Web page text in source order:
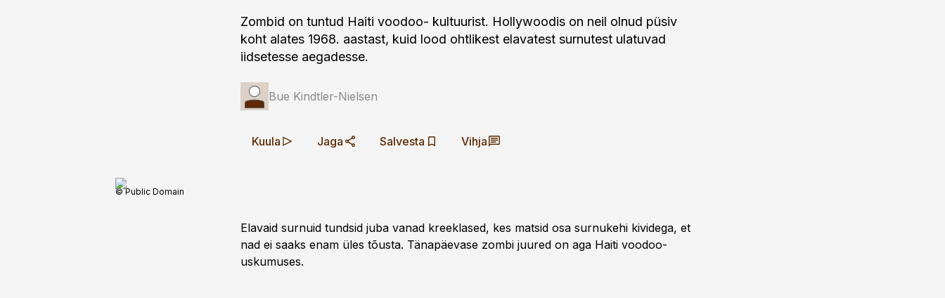
Zombid on tuntud Haiti voodoo- kultuurist. Hollywoodis on neil olnud püsiv
koht alates 1968. aastast, kuid lood ohtlikest elavatest surnutest ulatuvad
iidsetesse aegadesse.
Bue Kindtler-Nielsen
Kuula Jaga Salvesta Vihja
© Public Domain
Elavaid surnuid tundsid juba vanad kreeklased, kes matsid osa surnukehi kividega, et
nad ei saaks enam üles tõusta. Tänapäevase zombi juured on aga Haiti voodoo-
uskumuses.